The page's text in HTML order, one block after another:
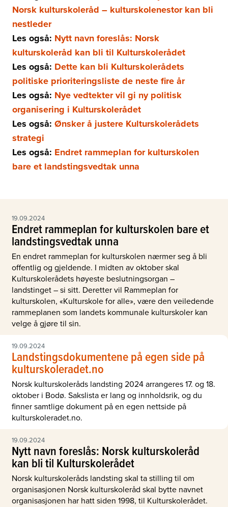
Norsk kulturskoleråd – kulturskolenestor kan bli
nestleder
Les også: Nytt navn foreslås: Norsk
kulturskoleråd kan bli til Kulturskolerådet
Les også: Dette kan bli Kulturskolerådets
politiske prioriteringsliste de neste fire år
Les også: Nye vedtekter vil gi ny politisk
organisering i Kulturskolerådet
Les også: Ønsker å justere Kulturskolerådets
strategi
Les også: Endret rammeplan for kulturskolen
bare et landstingsvedtak unna
19.09.2024
Endret rammeplan for kulturskolen bare et
landstingsvedtak unna
En endret rammeplan for kulturskolen nærmer seg å bli
offentlig og gjeldende. I midten av oktober skal
Kulturskolerådets høyeste beslutningsorgan –
landstinget – si sitt. Deretter vil Rammeplan for
kulturskolen, «Kulturskole for alle», være den veiledende
rammeplanen som landets kommunale kulturskoler kan
velge å gjøre til sin.
19.09.2024
Landstingsdokumentene på egen side på
kulturskoleradet.no
Norsk kulturskoleråds landsting 2024 arrangeres 17. og 18.
oktober i Bodø. Sakslista er lang og innholdsrik, og du
finner samtlige dokument på en egen nettside på
kulturskoleradet.no.
19.09.2024
Nytt navn foreslås: Norsk kulturskoleråd
kan bli til Kulturskolerådet
Norsk kulturskoleråds landsting skal ta stilling til om
organisasjonen Norsk kulturskoleråd skal bytte navnet
organisasjonen har hatt siden 1998, til Kulturskolerådet.